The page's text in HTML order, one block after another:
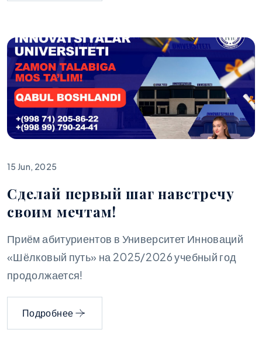
15 Jun, 2025
Сделай первый шаг навстречу
своим мечтам!
Приём абитуриентов в Университет Инноваций
«Шёлковый путь» на 2025/2026 учебный год
продолжается!
Подробнее